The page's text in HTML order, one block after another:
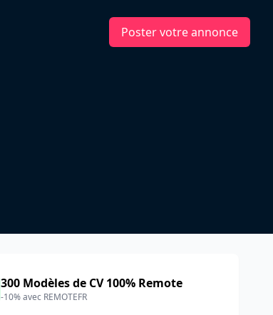
Poster votre annonce
300 Modèles de CV 100% Remote
-10% avec REMOTEFR